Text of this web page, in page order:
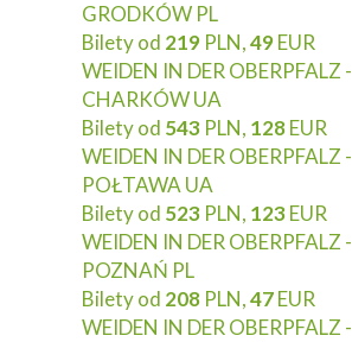
GRODKÓW PL
Bilety od 219 PLN,49EUR
WEIDEN IN DER OBERPFALZ -
CHARKÓW UA
Bilety od 543 PLN, 128EUR
WEIDEN IN DER OBERPFALZ -
POŁTAWA UA
Bilety od 523 PLN, 123EUR
WEIDEN IN DER OBERPFALZ -
POZNAŃ PL
Bilety od 208 PLN,47EUR
WEIDEN IN DER OBERPFALZ -